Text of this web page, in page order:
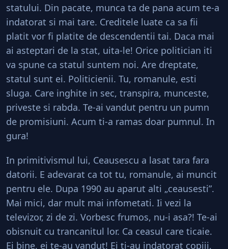
statului. Din pacate, munca ta de pana acum te-a
indatorat si mai tare. Creditele luate ca sa fii
platit vor fi platite de descendentii tai. Daca mai
ai asteptari de la stat, uita-le! Orice politician iti
va spune ca statul suntem noi. Are dreptate,
statul sunt ei. Politicienii. Tu, romanule, esti
sluga. Care inghite in sec, transpira, munceste,
priveste si rabda. Te-ai vandut pentru un pumn
de promisiuni. Acum ti-a ramas doar pumnul. In
gura!
In primitivismul lui, Ceausescu a lasat tara fara
datorii. E adevarat ca tot tu, romanule, ai muncit
pentru ele. Dupa 1990 au aparut alti „ceausesti”.
Mai mici, dar mult mai infometati. Ii vezi la
televizor, zi de zi. Vorbesc frumos, nu-i asa?! Te-ai
obisnuit cu trancanitul lor. Ca ceasul care ticaie.
Ei bine, ei te-au vandut! Ei ti-au indatorat copiii,